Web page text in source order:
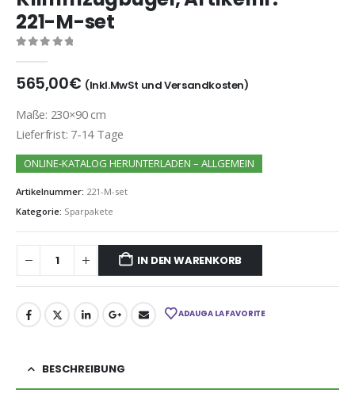
221-M-set
565,00€ (Inkl.MwSt und Versandkosten)
Maße: 230×90 cm
Lieferfrist: 7-14 Tage
ONLINE-KATALOG HERUNTERLADEN – ALLGEMEIN
Artikelnummer: 221-M-set
Kategorie: Sparpakete
IN DEN WARENKORB
ADAUGA LA FAVORITE
BESCHREIBUNG